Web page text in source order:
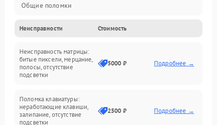
Общие поломки
Устройства
Программные ошибки
Электрические и системные сбои
Интерфейсные проблемы
Неисправности Стоимость
Неисправность матрицы:
битые пиксели, мерцание,
полосы, отсутствие
подсветки
5000 ₽ Подробнее →
Поломка клавиатуры:
неработающие клавиши,
залипание, отсутствие
подсветки
2500 ₽ Подробнее →